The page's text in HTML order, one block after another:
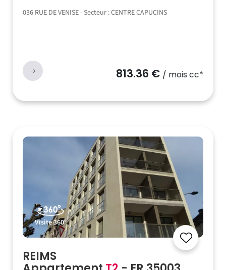
036 RUE DE VENISE - Secteur : CENTRE CAPUCINS
813.36 € / mois cc*
Visite 360°
REIMS